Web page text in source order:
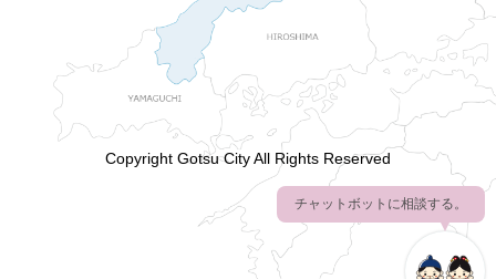
Copyright Gotsu City All Rights Reserved
チャットボットに相談する。